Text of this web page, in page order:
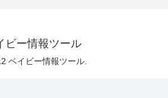
ビー情報ツール
ベイビー情報ツール.